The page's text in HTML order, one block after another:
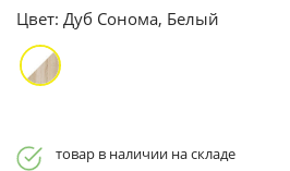
Цвет: Дуб Сонома, Белый
товар в наличии на складе